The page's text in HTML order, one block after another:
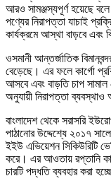
আরও সামঞ্জস্যপূর্ণ হয়েছে
পণ্যের নিরাপত্তা যাচাই
কার্যক্রমে আস্থা বাড়বে এবং
ওসমানী আন্তর্জাতিক
বেড়েছে। এর ফলে কার্গো
আসবে এবং বাড়তি চাপ
অনুযায়ী নিরাপত্তা
বাংলাদেশ থেকে সরাসরি
পাঠানোর উদ্দেশ্যে ২০১৭ সালে
ইইউ এভিয়েশন সিকিউরিটি
করে। এর আওতায় রপ্তানি
চারটি পদ্ধতি ব্যবহার করা